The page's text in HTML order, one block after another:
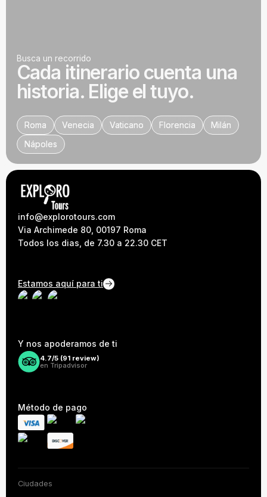
Busca un recorrido
Cada itinerario cuenta una
historia. Elige el tuyo.
Roma
Roma Venecia
Venecia Vaticano
Vaticano Florencia
Florencia Milán
Milán
Nápoles
Nápoles
info@explorotours.com
Via Archimede 80, 00197 Roma
Todos los dias, de 7.30 a 22.30 CET
Estamos aquí para ti
Y nos apoderamos de ti
4.7/5 (91review)
en Tripadvisor
Método de pago
Ciudades